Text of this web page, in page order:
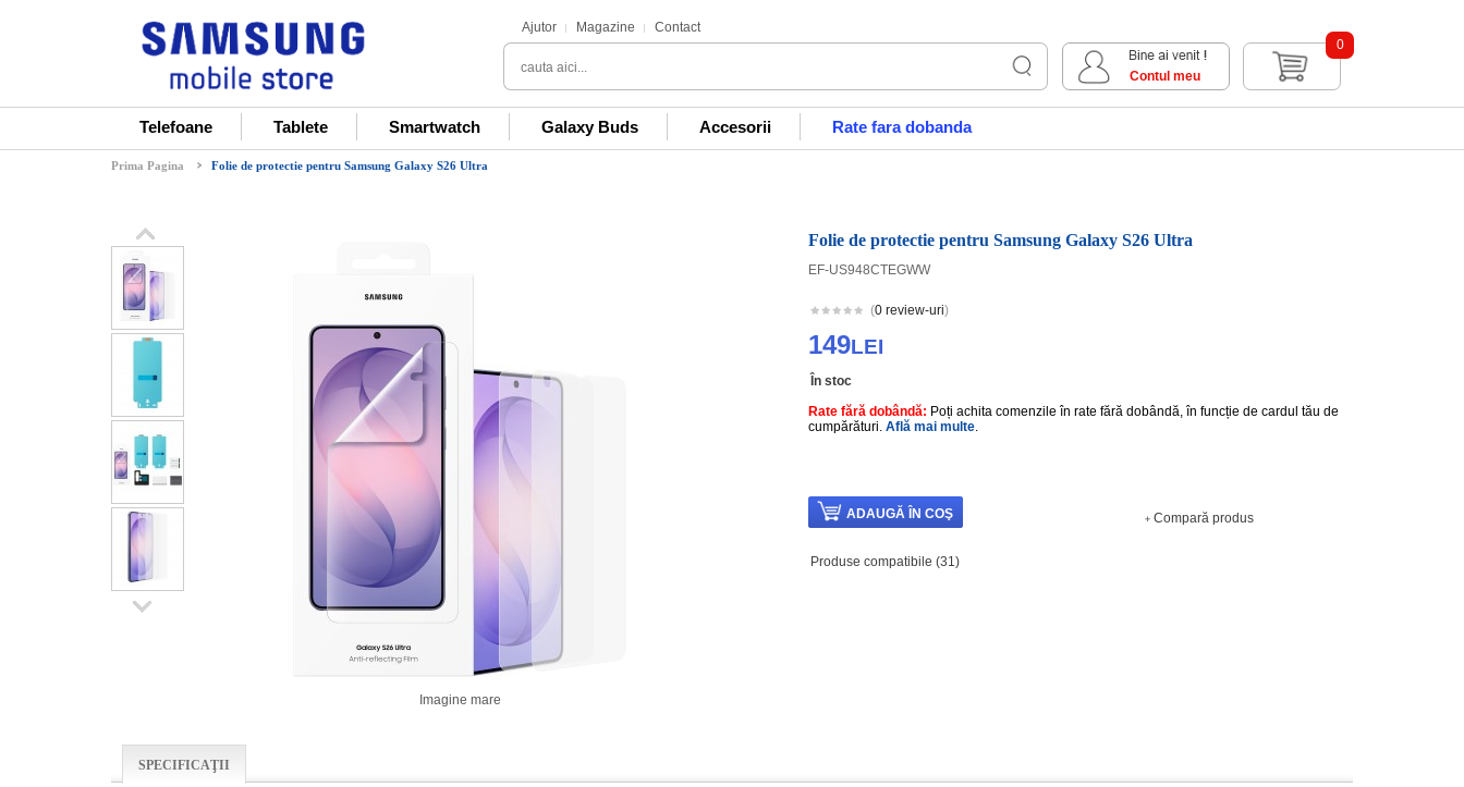
Ajutor Magazine Contact
Contul meu
0
Telefoane Tablete Smartwatch Galaxy Buds Accesorii Rate fara dobanda
Prima Pagina Folie de protectie pentru Samsung Galaxy S26 Ultra
Imagine mare
Folie de protectie pentru Samsung Galaxy S26 Ultra
EF-US948CTEGWW
(0 review-uri)
149LEI
În stoc
Rate fără dobândă: Poți achita comenzile în rate fără dobândă, în funcție de cardul tău de
cumpărături. Află mai multe.
Compară produs
Produse compatibile (31)
SPECIFICAŢII